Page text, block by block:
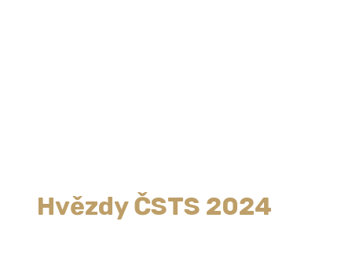
Hvězdy ČSTS 2024